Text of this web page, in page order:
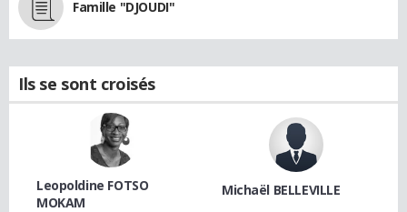
Famille "DJOUDI"
Ils se sont croisés
Leopoldine FOTSO
MOKAM
Michaël BELLEVILLE